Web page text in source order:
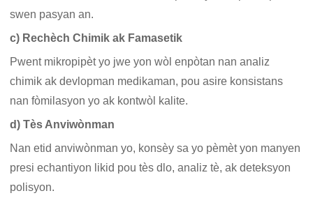
swen pasyan an.
c) Rechèch Chimik ak Famasetik
Pwent mikropipèt yo jwe yon wòl enpòtan nan analiz
chimik ak devlopman medikaman, pou asire konsistans
nan fòmilasyon yo ak kontwòl kalite.
d) Tès Anviwònman
Nan etid anviwònman yo, konsèy sa yo pèmèt yon manyen
presi echantiyon likid pou tès dlo, analiz tè, ak deteksyon
polisyon.